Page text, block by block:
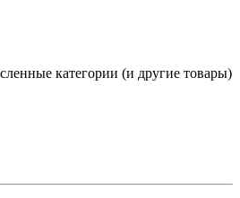
категории (и другие товары)